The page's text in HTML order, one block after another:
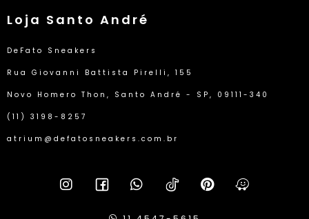
Loja Santo André
DeFato Sneakers
Rua Giovanni Battista Pirelli, 155
Novo Homero Thon, Santo André - SP, 09111-340
(11) 3198-8257
atrium@defatosneakers.com.br